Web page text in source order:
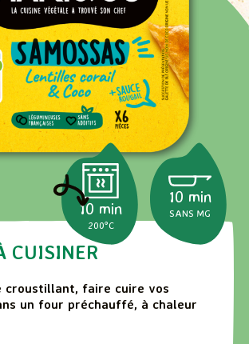
CUISINER
croustillant, faire cuire vos
un four préchauffé, à chaleur
10 min
200°C
10 min
SANS MG